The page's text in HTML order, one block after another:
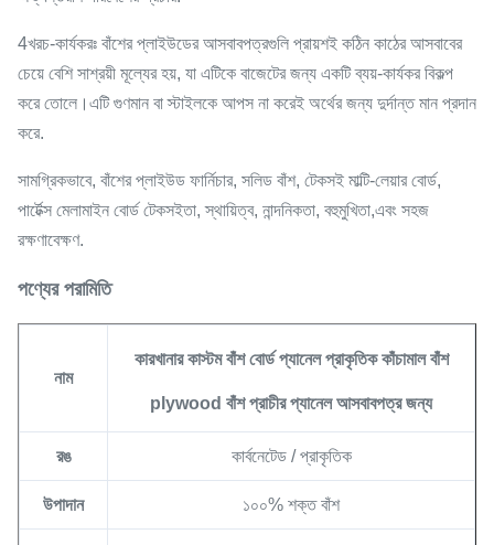
4খরচ-কার্যকরঃ বাঁশের প্লাইউডের আসবাবপত্রগুলি প্রায়শই কঠিন কাঠের আসবাবের
চেয়ে বেশি সাশ্রয়ী মূল্যের হয়, যা এটিকে বাজেটের জন্য একটি ব্যয়-কার্যকর বিকল্প
করে তোলে।এটি গুণমান বা স্টাইলকে আপস না করেই অর্থের জন্য দুর্দান্ত মান প্রদান
করে.
সামগ্রিকভাবে, বাঁশের প্লাইউড ফার্নিচার, সলিড বাঁশ, টেকসই মাল্টি-লেয়ার বোর্ড,
পার্টেক্স মেলামাইন বোর্ড টেকসইতা, স্থায়িত্ব, নান্দনিকতা, বহুমুখিতা,এবং সহজ
রক্ষণাবেক্ষণ.
পণ্যের পরামিতি
নাম
কারখানার কাস্টম বাঁশ বোর্ড প্যানেল প্রাকৃতিক কাঁচামাল বাঁশ
plywood বাঁশ প্রাচীর প্যানেল আসবাবপত্র জন্য
রঙ কার্বনেটেড / প্রাকৃতিক
উপাদান ১০০% শক্ত বাঁশ